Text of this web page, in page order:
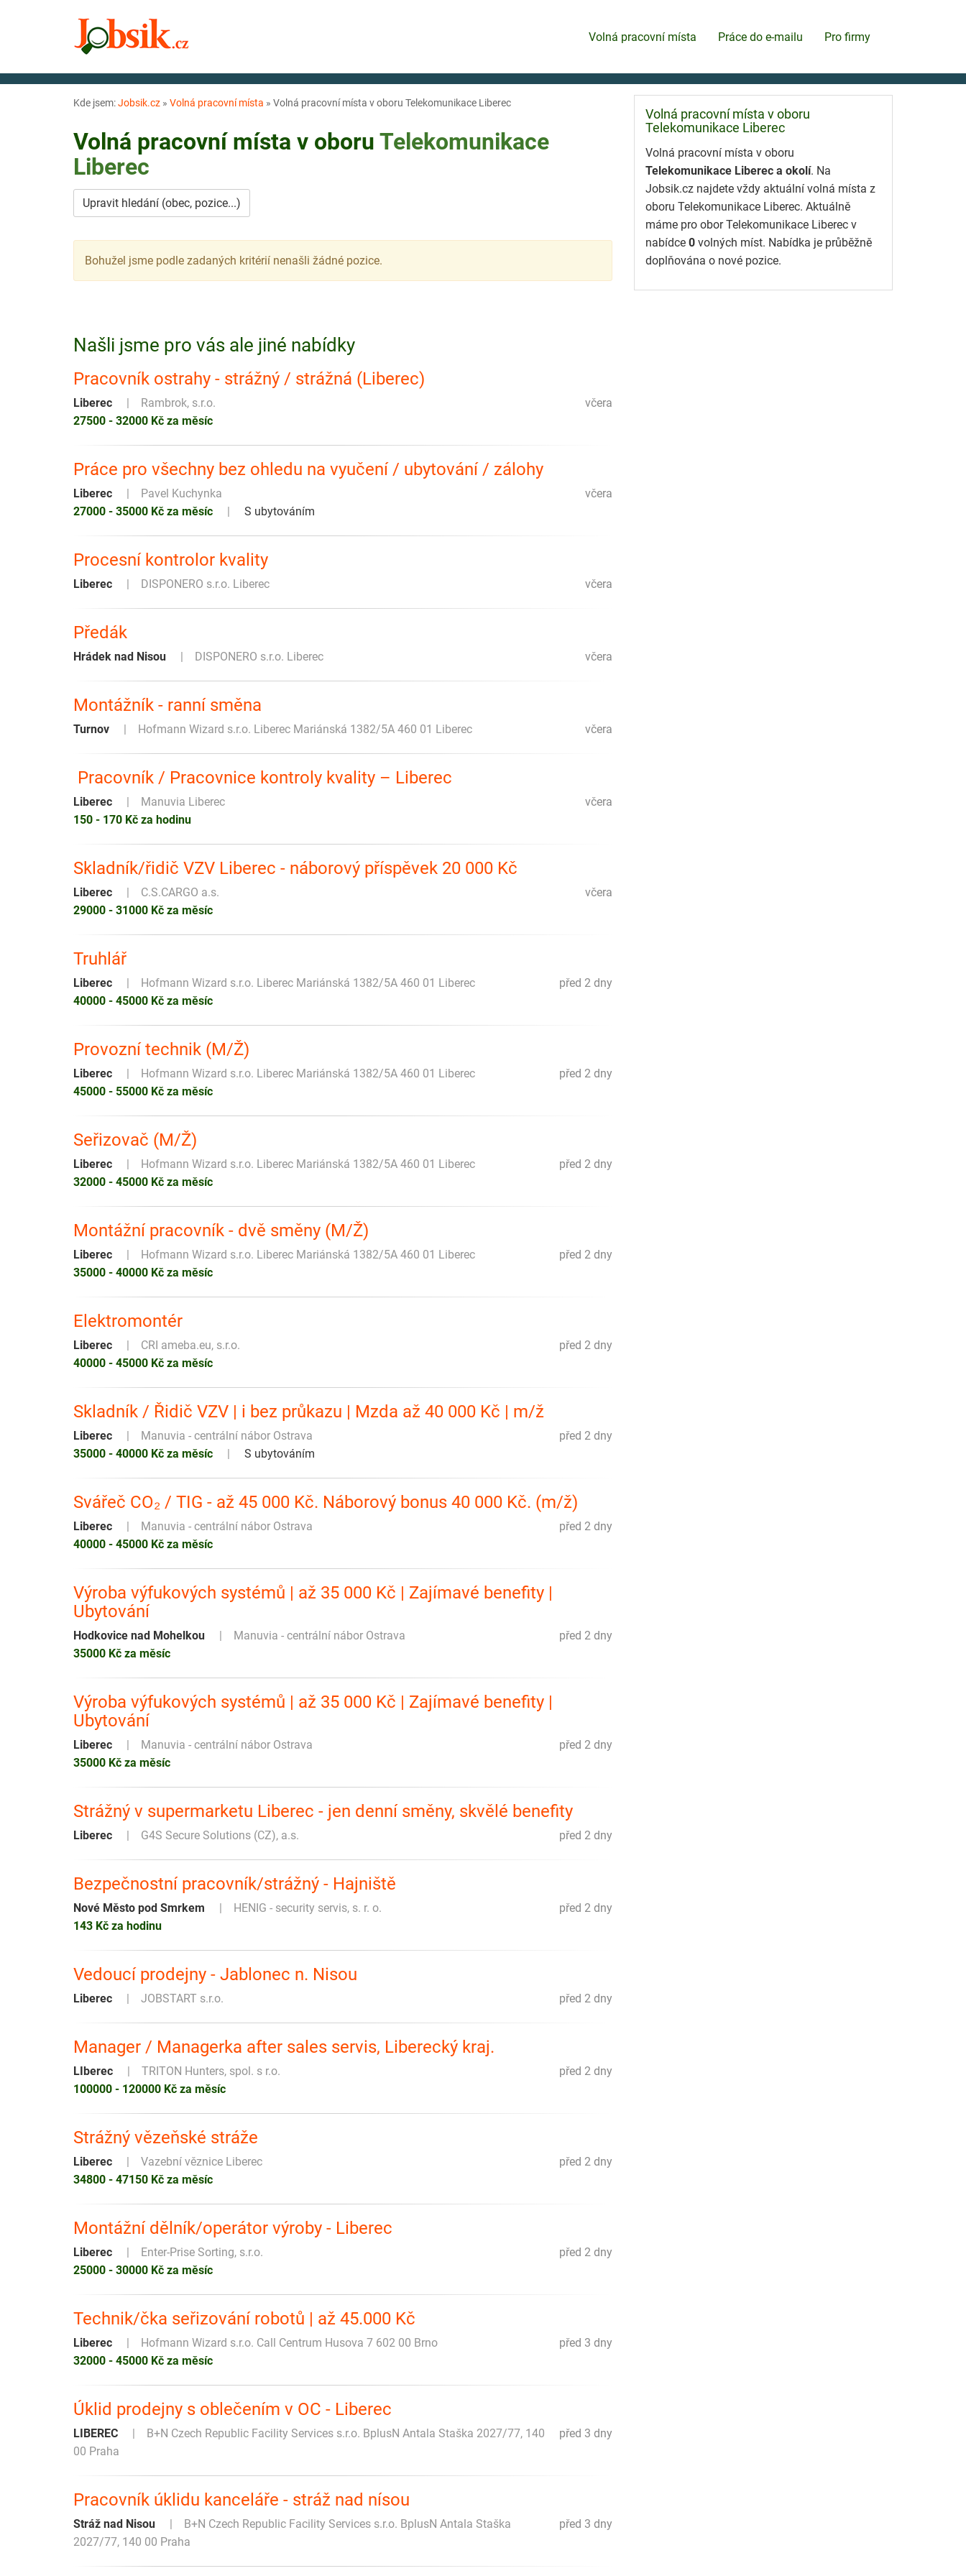
Volná pracovní místa Práce do e-mailu Pro firmy
Kde jsem:Jobsik.cz » Volná pracovní místa » Volná pracovní místa v oboru Telekomunikace Liberec
Volná pracovní místa v oboru Telekomunikace
Liberec
Upravit hledání (obec, pozice...)
Bohužel jsme podle zadaných kritérií nenašli žádné pozice.
Našli jsme pro vás ale jiné nabídky
Pracovník ostrahy - strážný / strážná (Liberec)
včera
Liberec
Rambrok, s.r.o.
27500 - 32000 Kč za měsíc
Práce pro všechny bez ohledu na vyučení / ubytování / zálohy
včera
Liberec
Pavel Kuchynka
27000 - 35000 Kč za měsíc
S ubytováním
Procesní kontrolor kvality
včera
Liberec DISPONERO s.r.o. Liberec
Předák
včera
Hrádek nad Nisou DISPONERO s.r.o. Liberec
Montážník - ranní směna
včera
Turnov Hofmann Wizard s.r.o. Liberec Mariánská 1382/5A 460 01 Liberec
️ Pracovník / Pracovnice kontroly kvality – Liberec
včera
Liberec
Manuvia Liberec
150 - 170 Kč za hodinu
Skladník/řidič VZV Liberec - náborový příspěvek 20 000 Kč
včera
Liberec
C.S.CARGO a.s.
29000 - 31000 Kč za měsíc
Truhlář
před 2 dny
Liberec
Hofmann Wizard s.r.o. Liberec Mariánská 1382/5A 460 01 Liberec
40000 - 45000 Kč za měsíc
Provozní technik (M/Ž)
před 2 dny
Liberec
Hofmann Wizard s.r.o. Liberec Mariánská 1382/5A 460 01 Liberec
45000 - 55000 Kč za měsíc
Seřizovač (M/Ž)
před 2 dny
Liberec
Hofmann Wizard s.r.o. Liberec Mariánská 1382/5A 460 01 Liberec
32000 - 45000 Kč za měsíc
Montážní pracovník - dvě směny (M/Ž)
před 2 dny
Liberec
Hofmann Wizard s.r.o. Liberec Mariánská 1382/5A 460 01 Liberec
35000 - 40000 Kč za měsíc
Elektromontér
před 2 dny
Liberec
CRI ameba.eu, s.r.o.
40000 - 45000 Kč za měsíc
Skladník / Řidič VZV | i bez průkazu | Mzda až 40 000 Kč | m/ž
před 2 dny
Liberec
Manuvia - centrální nábor Ostrava
35000 - 40000 Kč za měsíc
S ubytováním
Svářeč CO₂ / TIG - až 45 000 Kč. Náborový bonus 40 000 Kč. (m/ž)
před 2 dny
Liberec
Manuvia - centrální nábor Ostrava
40000 - 45000 Kč za měsíc
Výroba výfukových systémů | až 35 000 Kč | Zajímavé benefity |
Ubytování
před 2 dny
Hodkovice nad Mohelkou
Manuvia - centrální nábor Ostrava
35000 Kč za měsíc
Výroba výfukových systémů | až 35 000 Kč | Zajímavé benefity |
Ubytování
před 2 dny
Liberec
Manuvia - centrální nábor Ostrava
35000 Kč za měsíc
Strážný v supermarketu Liberec - jen denní směny, skvělé benefity
před 2 dny
Liberec G4S Secure Solutions (CZ), a.s.
Bezpečnostní pracovník/strážný - Hajniště
před 2 dny
Nové Město pod Smrkem
HENIG - security servis, s. r. o.
143 Kč za hodinu
Vedoucí prodejny - Jablonec n. Nisou
před 2 dny
Liberec JOBSTART s.r.o.
Manager / Managerka after sales servis, Liberecký kraj.
před 2 dny
LIberec
TRITON Hunters, spol. s r.o.
100000 - 120000 Kč za měsíc
Strážný vězeňské stráže
před 2 dny
Liberec
Vazební věznice Liberec
34800 - 47150 Kč za měsíc
Montážní dělník/operátor výroby - Liberec
před 2 dny
Liberec
Enter-Prise Sorting, s.r.o.
25000 - 30000 Kč za měsíc
️Technik/čka seřizování robotů | až 45.000 Kč
před 3 dny
Liberec
Hofmann Wizard s.r.o. Call Centrum Husova 7 602 00 Brno
32000 - 45000 Kč za měsíc
Úklid prodejny s oblečením v OC - Liberec
před 3 dny
LIBEREC
B+N Czech Republic Facility Services s.r.o. BplusN Antala Staška 2027/77, 140
00 Praha
Pracovník úklidu kanceláře - stráž nad nísou
před 3 dny
Stráž nad Nisou
B+N Czech Republic Facility Services s.r.o. BplusN Antala Staška
2027/77, 140 00 Praha
Volná pracovní místa v oboru
Telekomunikace Liberec
Volná pracovní místa v oboru
Telekomunikace Liberec a okolí. Na
Jobsik.cz najdete vždy aktuální volná místa z
oboru Telekomunikace Liberec. Aktuálně
máme pro obor Telekomunikace Liberec v
nabídce 0 volných míst. Nabídka je průběžně
doplňována o nové pozice.